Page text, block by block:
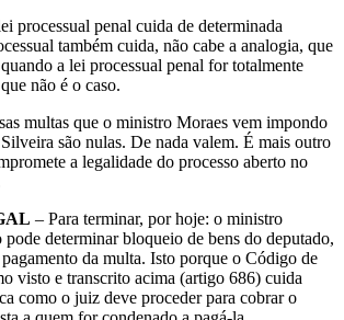
processual penal cuida de determinada
também cuida, não cabe a analogia, que
a lei processual penal for totalmente
não é o caso.
multas que o ministro Moraes vem impondo
são nulas. De nada valem. É mais outro
a legalidade do processo aberto no
– Para terminar, por hoje: o ministro
pode determinar bloqueio de bens do deputado,
da multa. Isto porque o Código de
visto e transcrito acima (artigo 686) cuida
como o juiz deve proceder para cobrar o